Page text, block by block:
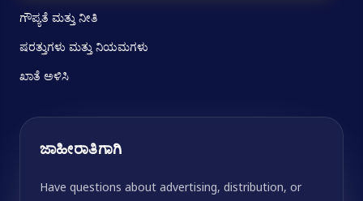
ಗೌಪ್ಯತೆ ಮತ್ತು ನೀತಿ
ಷರತ್ತುಗಳು ಮತ್ತು ನಿಯಮಗಳು
ಖಾತೆ ಅಳಿಸಿ
ಜಾಹೀರಾತಿಗಾಗಿ
Have questions about advertising, distribution, or